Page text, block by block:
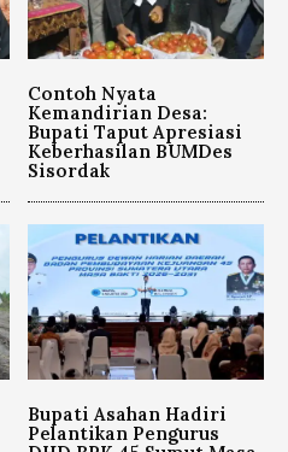
Contoh Nyata
Kemandirian Desa:
Bupati Taput Apresiasi
Keberhasilan BUMDes
Sisordak
Bupati Asahan Hadiri
Pelantikan Pengurus